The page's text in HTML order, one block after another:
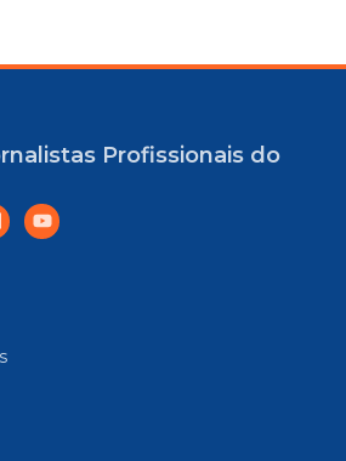
Profissionais do